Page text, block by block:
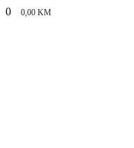
0 0,00 KM